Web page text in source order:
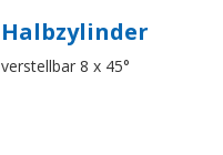
Halbzylinder
verstellbar 8 x 45°